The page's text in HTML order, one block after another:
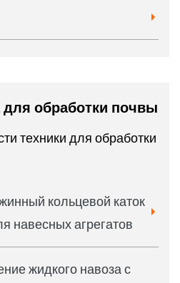
для обработки почвы
техники для обработки
кольцевой каток
навесных агрегатов
жидкого навоза с